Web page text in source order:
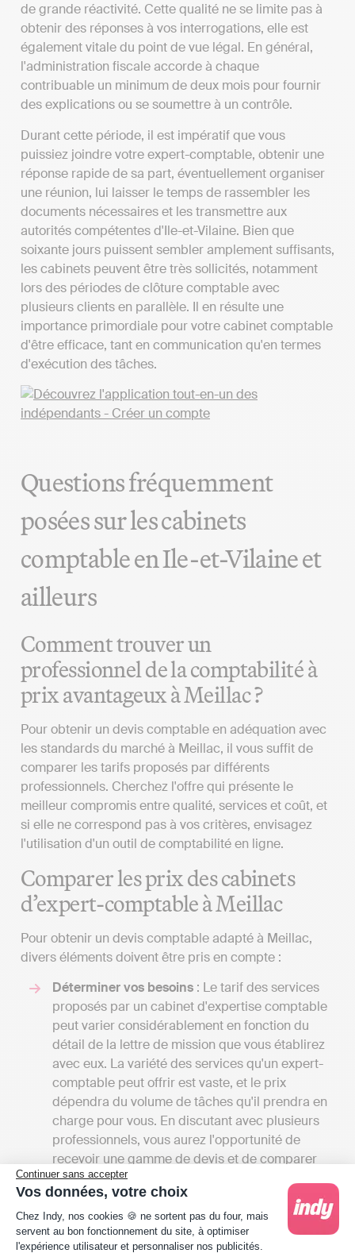
Continuer sans accepter
Vos données, votre choix
Plateforme de Gestion du Consentement :
Chez Indy, nos cookies 🍪 ne sortent pas du four, mais
servent au bon fonctionnement du site, à optimiser
l'expérience utilisateur et personnaliser nos publicités.
de grande réactivité. Cette qualité ne se limite pas à
obtenir des réponses à vos interrogations, elle est
également vitale du point de vue légal. En général,
l'administration fiscale accorde à chaque
contribuable un minimum de deux mois pour fournir
des explications ou se soumettre à un contrôle.
Durant cette période, il est impératif que vous
puissiez joindre votre expert-comptable, obtenir une
réponse rapide de sa part, éventuellement organiser
une réunion, lui laisser le temps de rassembler les
documents nécessaires et les transmettre aux
autorités compétentes d'Ile-et-Vilaine. Bien que
soixante jours puissent sembler amplement suffisants,
les cabinets peuvent être très sollicités, notamment
lors des périodes de clôture comptable avec
plusieurs clients en parallèle. Il en résulte une
importance primordiale pour votre cabinet comptable
d'être efficace, tant en communication qu'en termes
d'exécution des tâches.
Questions fréquemment
posées sur les cabinets
comptable en Ile-et-Vilaine et
ailleurs
Comment trouver un
professionnel de la comptabilité à
prix avantageux à Meillac ?
Pour obtenir un devis comptable en adéquation avec
les standards du marché à Meillac, il vous suffit de
comparer les tarifs proposés par différents
professionnels. Cherchez l'offre qui présente le
meilleur compromis entre qualité, services et coût, et
si elle ne correspond pas à vos critères, envisagez
l'utilisation d'un outil de comptabilité en ligne.
Comparer les prix des cabinets
d’expert-comptable à Meillac
Pour obtenir un devis comptable adapté à Meillac,
divers éléments doivent être pris en compte :
Déterminer vos besoins : Le tarif des services
proposés par un cabinet d'expertise comptable
peut varier considérablement en fonction du
détail de la lettre de mission que vous établirez
avec eux. La variété des services qu'un expert-
comptable peut offrir est vaste, et le prix
dépendra du volume de tâches qu'il prendra en
charge pour vous. En discutant avec plusieurs
professionnels, vous aurez l'opportunité de
recevoir une gamme de devis et de comparer
les prix par rapport aux services offerts. Cela
vous permettra également d'avoir une vue
d'ensemble des différents services proposés à
Meillac.